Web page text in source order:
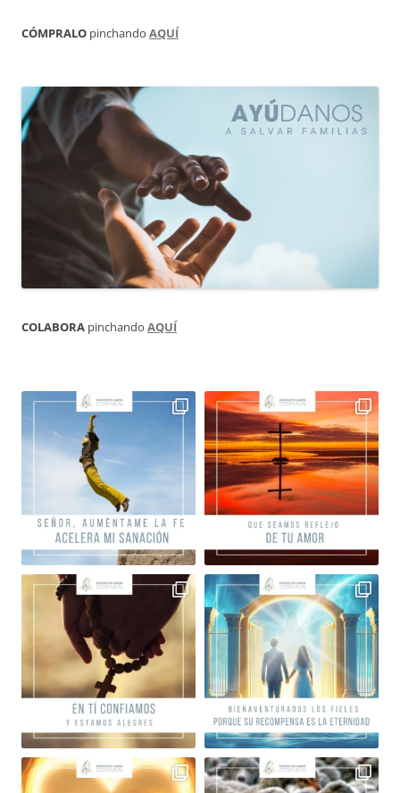
CÓMPRALO pinchando AQUÍ
COLABORA pinchando AQUÍ